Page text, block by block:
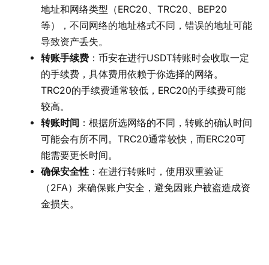
地址和网络类型（ERC20、TRC20、BEP20
等），不同网络的地址格式不同，错误的地址可能
导致资产丢失。
转账手续费 ：币安在进行USDT转账时会收取一定
的手续费，具体费用依赖于你选择的网络。
TRC20的手续费通常较低，ERC20的手续费可能
较高。
转账时间 ：根据所选网络的不同，转账的确认时间
可能会有所不同。TRC20通常较快，而ERC20可
能需要更长时间。
确保安全性 ：在进行转账时，使用双重验证
（2FA）来确保账户安全，避免因账户被盗造成资
金损失。